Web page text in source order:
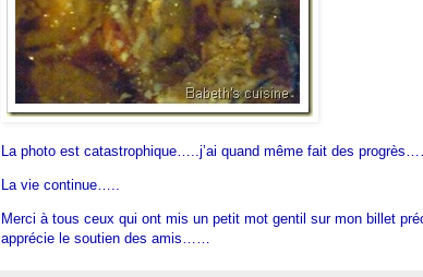
La photo est catastrophique…..j’ai quand même fait des
La vie continue…..
Merci à tous ceux qui ont mis un petit mot gentil sur mon billet
apprécie le soutien des amis……